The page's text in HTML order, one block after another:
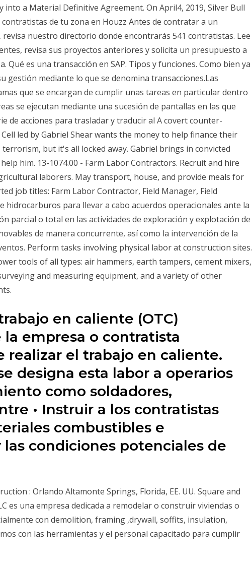
into a Material Definitive Agreement. On April4, 2019, Silver Bull
contratistas de tu zona en Houzz Antes de contratar a un
nuestro directorio donde encontrarás 541 contratistas. Lee
revisa sus proyectos anteriores y solicita un presupuesto a
Qué es una transacción en SAP. Tipos y funciones. Como bien ya
gestión mediante lo que se denomina transacciones.Las
que se encargan de cumplir unas tareas en particular dentro
se ejecutan mediante una sucesión de pantallas en las que
de acciones para trasladar y traducir al A covert counter-
led by Gabriel Shear wants the money to help finance their
but it's all locked away. Gabriel brings in convicted
him. 13-1074.00 - Farm Labor Contractors. Recruit and hire
laborers. May transport, house, and provide meals for
job titles: Farm Labor Contractor, Field Manager, Field
hidrocarburos para llevar a cabo acuerdos operacionales ante la
parcial o total en las actividades de exploración y explotación de
de manera concurrente, así como la intervención de la
Perform tasks involving physical labor at construction sites.
tools of all types: air hammers, earth tampers, cement mixers,
and measuring equipment, and a variety of other
en caliente (OTC)
la empresa o contratista
realizar el trabajo en caliente.
designa esta labor a operarios
como soldadores,
• Instruir a los contratistas
combustibles e
condiciones potenciales de
: Orlando Altamonte Springs, Florida, EE. UU. Square and
es una empresa dedicada a remodelar o construir viviendas o
con demolition, framing ,drywall, soffits, insulation,
con las herramientas y el personal capacitado para cumplir